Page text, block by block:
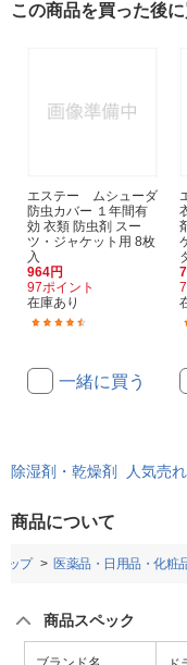
この商品を買った後
エステー ムシューダ
防虫カバー １年間有
効 衣類 防虫剤 スー
ツ・ジャケット用 8枚
入
964円
97ポイント
在庫あり
一緒に買う
除湿剤・乾燥剤 人気売
商品について
ップ 医薬品・日用品・化粧
商品スペック